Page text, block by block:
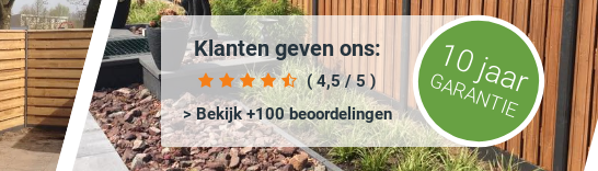
Klanten geven ons:
( 4,5 / 5 )
> Bekijk +100 beoordelingen
10 jaar
GARANTIE